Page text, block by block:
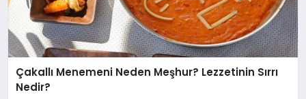
Çakallı Menemeni Neden Meşhur? Lezzetinin Sırrı
Nedir?